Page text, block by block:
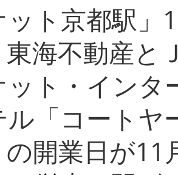
ット京都駅」
海不動産と
ット・インタ
ル「コートヤ
開業日が11